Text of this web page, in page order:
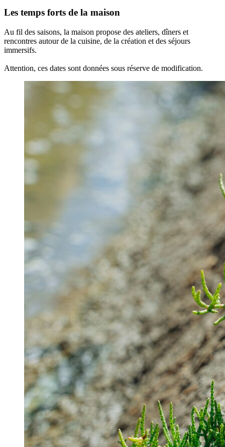
Les temps forts de la maison
Au fil des saisons, la maison propose des ateliers, dîners et
rencontres autour de la cuisine, de la création et des séjours
immersifs.
Attention, ces dates sont données sous réserve de modification.